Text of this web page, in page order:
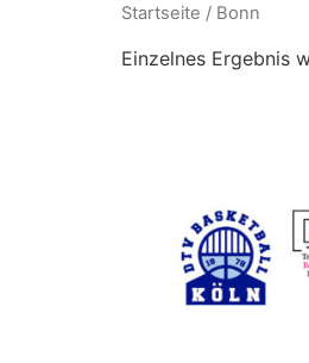
Startseite / Bonn
Einzelnes Ergebnis